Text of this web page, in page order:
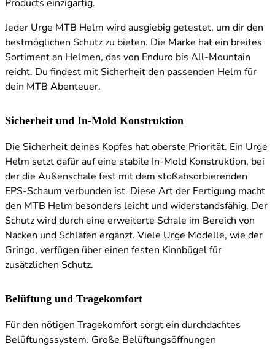
Products einzigartig.
Jeder Urge MTB Helm wird ausgiebig getestet, um dir den
bestmöglichen Schutz zu bieten. Die Marke hat ein breites
Sortiment an Helmen, das von Enduro bis All-Mountain
reicht. Du findest mit Sicherheit den passenden Helm für
dein MTB Abenteuer.
Sicherheit und In-Mold Konstruktion
Die Sicherheit deines Kopfes hat oberste Priorität. Ein Urge
Helm setzt dafür auf eine stabile In-Mold Konstruktion, bei
der die Außenschale fest mit dem stoßabsorbierenden
EPS-Schaum verbunden ist. Diese Art der Fertigung macht
den MTB Helm besonders leicht und widerstandsfähig. Der
Schutz wird durch eine erweiterte Schale im Bereich von
Nacken und Schläfen ergänzt. Viele Urge Modelle, wie der
Gringo, verfügen über einen festen Kinnbügel für
zusätzlichen Schutz.
Belüftung und Tragekomfort
Für den nötigen Tragekomfort sorgt ein durchdachtes
Belüftungssystem. Große Belüftungsöffnungen